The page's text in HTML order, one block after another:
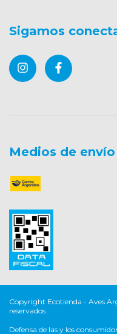
Sigamos
Medios de envío
Copyright Ecotienda - Aves
reservados.
Defensa de las y los